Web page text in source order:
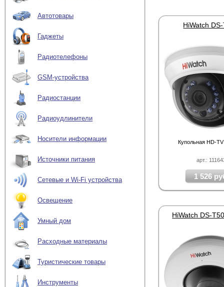
Автотовары
Гаджеты
Радиотелефоны
GSM-устройства
Радиостанции
Радиоудлинители
Носители информации
Источники питания
Сетевые и Wi-Fi устройства
Освещение
Умный дом
Расходные материалы
Туристические товары
Инструменты
арт.:
HiWatch
Купольная HD-
1 526